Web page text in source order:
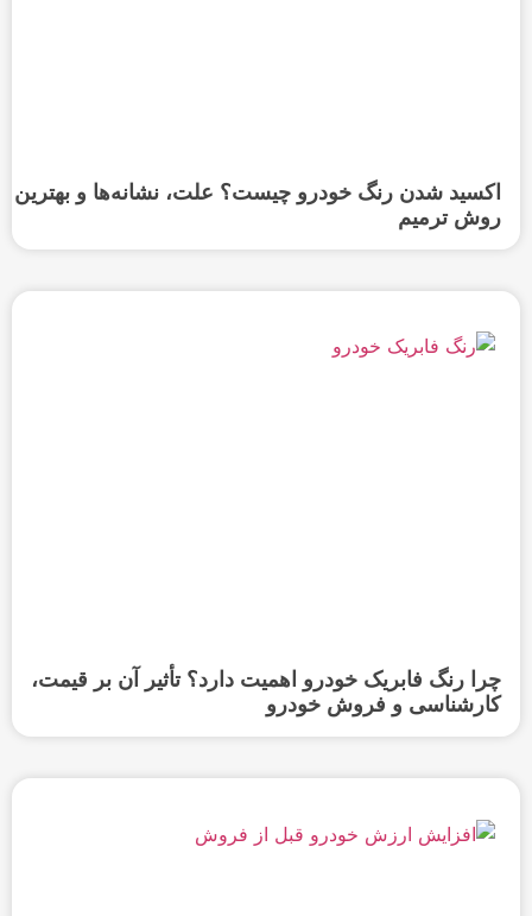
اکسید شدن رنگ خودرو چیست؟ علت، نشانه‌ها و بهترین
روش ترمیم
چرا رنگ فابریک خودرو اهمیت دارد؟ تأثیر آن بر قیمت،
کارشناسی و فروش خودرو